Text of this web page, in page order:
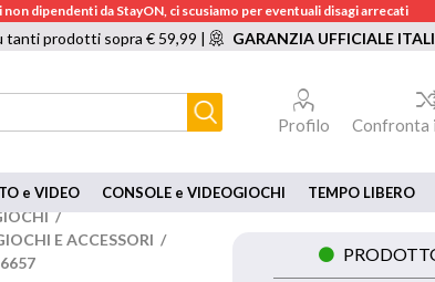
dipendenti da StayON, ci scusiamo per eventuali disagi arrecati
tanti prodotti sopra € 59,99 | GARANZIA UFFICIALE
Profilo Confronta
e VIDEO CONSOLE e VIDEOGIOCHI TEMPO LIBERO
/
E ACCESSORI /